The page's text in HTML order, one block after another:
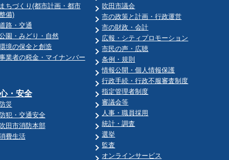
ちづくり(都市計画・都市
備)
路・交通
園・みどり・自然
境の保全と創造
業者の税金・マイナンバー
・安全
災
犯・交通安全
田市消防本部
費生活
吹田市議会
市の政策と計画・行政運営
市の財政・会計
広報・シティプロモーション
市民の声・広聴
条例・規則
情報公開・個人情報保護
行政手続・行政不服審査制度
指定管理者制度
審議会等
人事・職員採用
統計・調査
選挙
監査
オンラインサービス